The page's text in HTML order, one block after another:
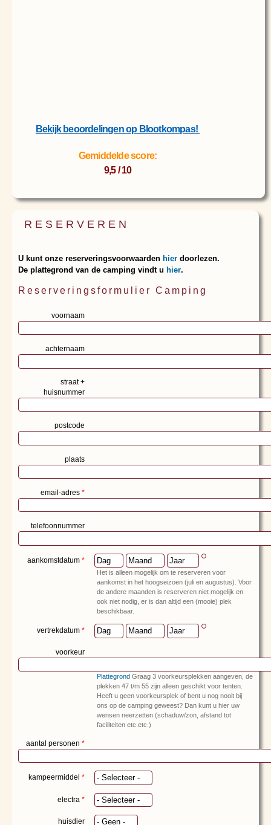
Bekijk beoordelingen op Blootkompas!
Gemiddelde score:
9,5 / 10
RESERVEREN
U kunt onze reserveringsvoorwaarden hier doorlezen.
De plattegrond van de camping vindt u hier.
Reserveringsformulier Camping
voornaam
achternaam
straat +
huisnummer
postcode
plaats
email-adres *
telefoonnummer
aankomstdatum * Dag Maand
Het is alleen mogelijk om te reserveren voor
aankomst in het hoogseizoen (juli en augustus). Voor
de andere maanden is reserveren niet mogelijk en
ook niet nodig, er is dan altijd een (mooie) plek
beschikbaar.
vertrekdatum * Dag Maand
voorkeur
Plattegrond Graag 3 voorkeursplekken aangeven, de
plekken 47 t/m 55 zijn alleen geschikt voor tenten.
Heeft u geen voorkeursplek of bent u nog nooit bij
ons op de camping geweest? Dan kunt u hier uw
wensen neerzetten (schaduw/zon, afstand tot
faciliteiten etc.etc.)
aantal personen *
kampeermiddel *
electra *
huisdier